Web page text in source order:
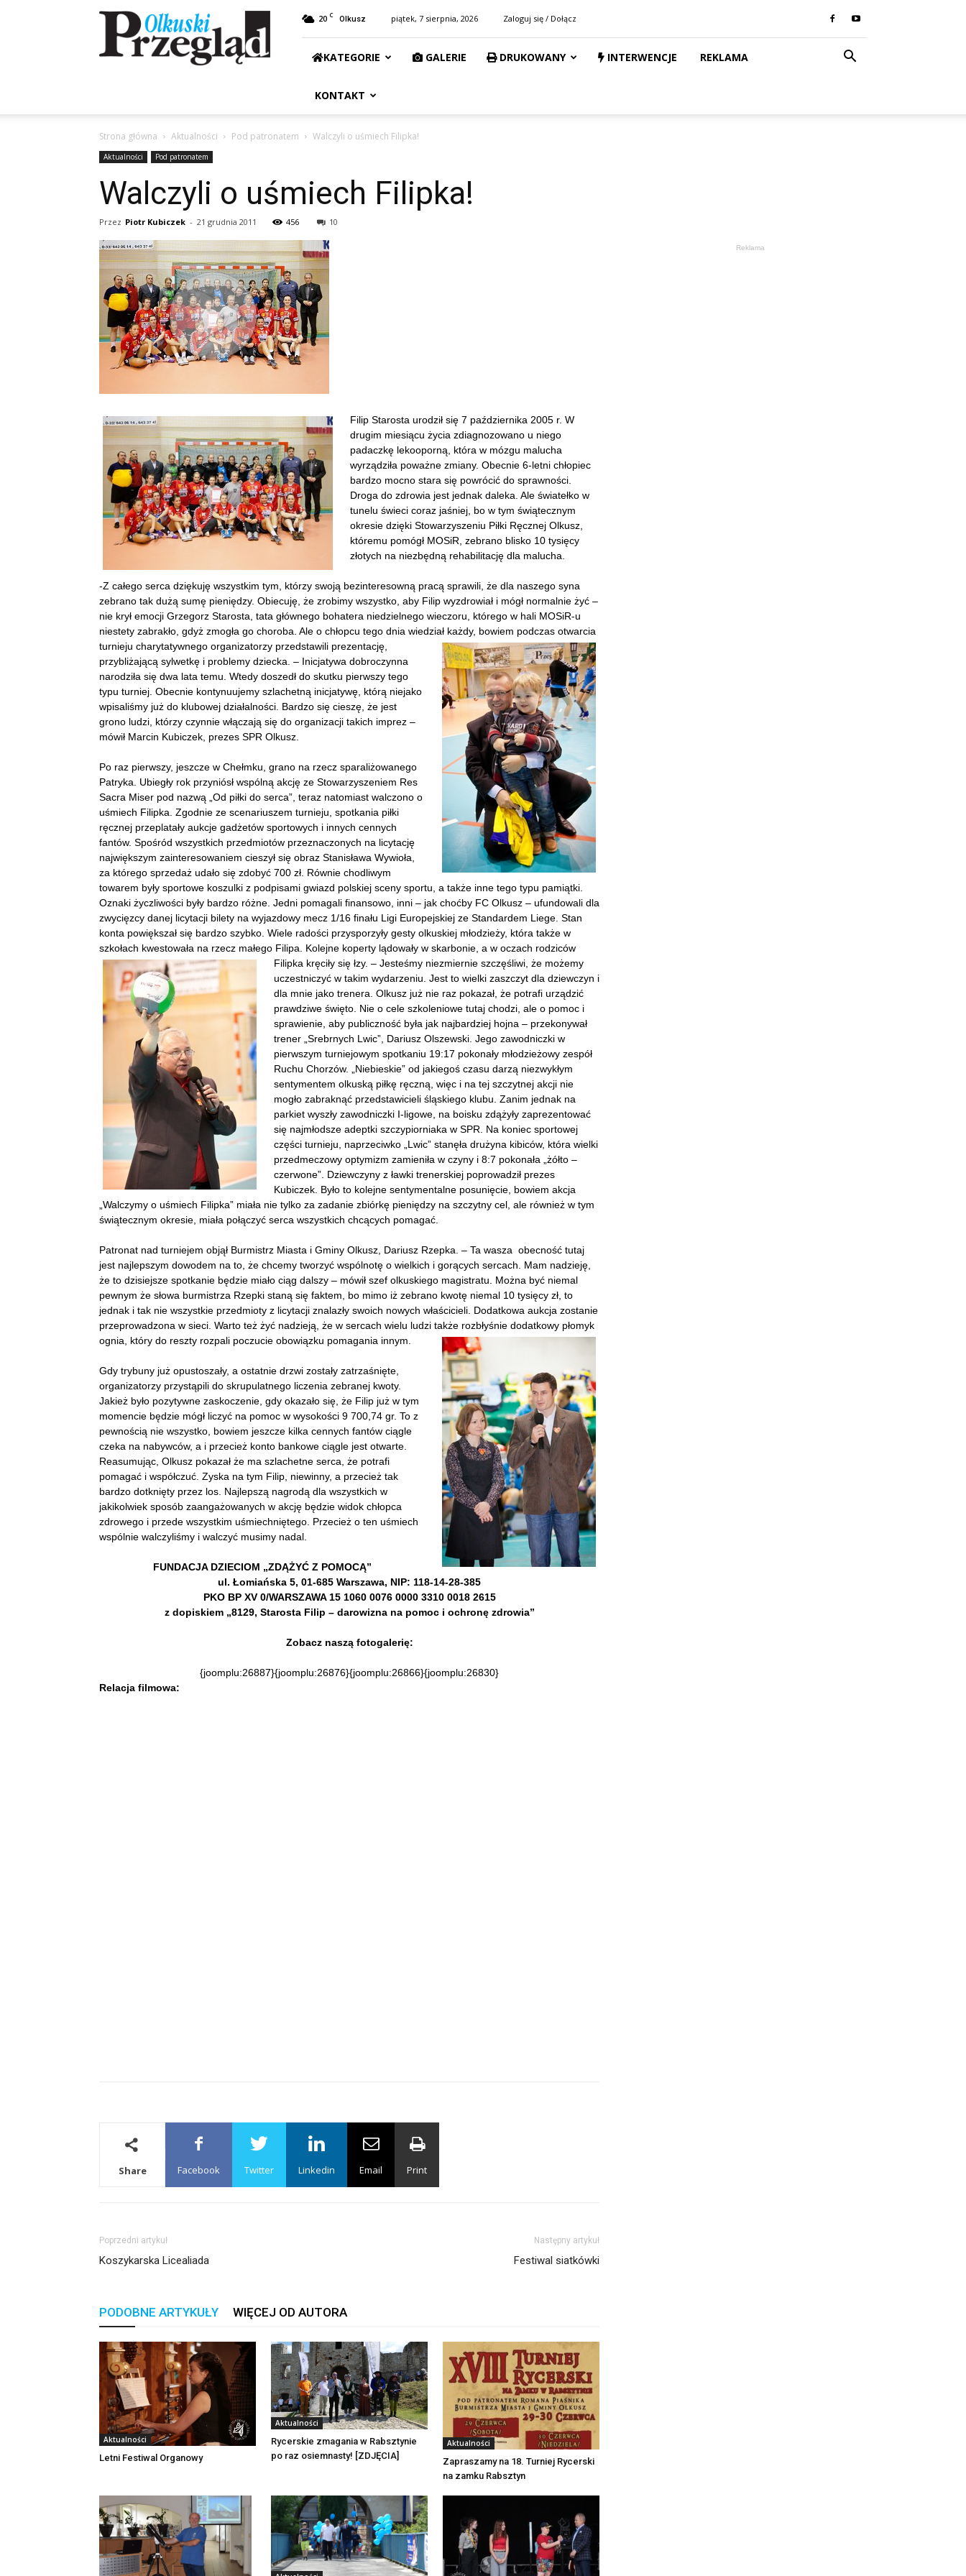
Przegląd
Olkuski
20 C Olkusz piątek, 7 sierpnia, 2026 Zaloguj się / Dołącz
KATEGORIE GALERIE DRUKOWANY INTERWENCJE REKLAMA
KONTAKT
Strona główna Aktualności Pod patronatem Walczyli o uśmiech Filipka!
Aktualności Pod patronatem
Walczyli o uśmiech Filipka!
Przez Piotr Kubiczek - 21 grudnia 2011 456 10
Filip Starosta urodził się 7 października 2005 r. W
drugim miesiącu życia zdiagnozowano u niego
padaczkę lekooporną, która w mózgu malucha
wyrządziła poważne zmiany. Obecnie 6-letni chłopiec
bardzo mocno stara się powrócić do sprawności.
Droga do zdrowia jest jednak daleka. Ale światełko w
tunelu świeci coraz jaśniej, bo w tym świątecznym
okresie dzięki Stowarzyszeniu Piłki Ręcznej Olkusz,
któremu pomógł MOSiR, zebrano blisko 10 tysięcy
złotych na niezbędną rehabilitację dla malucha.
-Z całego serca dziękuję wszystkim tym, którzy swoją bezinteresowną pracą sprawili, że dla naszego syna
zebrano tak dużą sumę pieniędzy. Obiecuję, że zrobimy wszystko, aby Filip wyzdrowiał i mógł normalnie żyć –
nie krył emocji Grzegorz Starosta, tata głównego bohatera niedzielnego wieczoru, którego w hali MOSiR-u
niestety zabrakło, gdyż zmogła go choroba. Ale o chłopcu tego dnia wiedział każdy, bowiem podczas otwarcia
turnieju charytatywnego organizatorzy przedstawili prezentację,
przybliżającą sylwetkę i problemy dziecka. – Inicjatywa dobroczynna
narodziła się dwa lata temu. Wtedy doszedł do skutku pierwszy tego
typu turniej. Obecnie kontynuujemy szlachetną inicjatywę, którą niejako
wpisaliśmy już do klubowej działalności. Bardzo się cieszę, że jest
grono ludzi, którzy czynnie włączają się do organizacji takich imprez –
mówił Marcin Kubiczek, prezes SPR Olkusz.
Po raz pierwszy, jeszcze w Chełmku, grano na rzecz sparaliżowanego
Patryka. Ubiegły rok przyniósł wspólną akcję ze Stowarzyszeniem Res
Sacra Miser pod nazwą „Od piłki do serca”, teraz natomiast walczono o
uśmiech Filipka. Zgodnie ze scenariuszem turnieju, spotkania piłki
ręcznej przeplatały aukcje gadżetów sportowych i innych cennych
fantów. Spośród wszystkich przedmiotów przeznaczonych na licytację
największym zainteresowaniem cieszył się obraz Stanisława Wywioła,
za którego sprzedaż udało się zdobyć 700 zł. Równie chodliwym
towarem były sportowe koszulki z podpisami gwiazd polskiej sceny sportu, a także inne tego typu pamiątki.
Oznaki życzliwości były bardzo różne. Jedni pomagali finansowo, inni – jak choćby FC Olkusz – ufundowali dla
zwycięzcy danej licytacji bilety na wyjazdowy mecz 1/16 finału Ligi Europejskiej ze Standardem Liege. Stan
konta powiększał się bardzo szybko. Wiele radości przysporzyły gesty olkuskiej młodzieży, która także w
szkołach kwestowała na rzecz małego Filipa. Kolejne koperty lądowały w skarbonie, a w oczach rodziców
Filipka kręciły się łzy. – Jesteśmy niezmiernie szczęśliwi, że możemy
uczestniczyć w takim wydarzeniu. Jest to wielki zaszczyt dla dziewczyn i
dla mnie jako trenera. Olkusz już nie raz pokazał, że potrafi urządzić
prawdziwe święto. Nie o cele szkoleniowe tutaj chodzi, ale o pomoc i
sprawienie, aby publiczność była jak najbardziej hojna – przekonywał
trener „Srebrnych Lwic”, Dariusz Olszewski. Jego zawodniczki w
pierwszym turniejowym spotkaniu 19:17 pokonały młodzieżowy zespół
Ruchu Chorzów. „Niebieskie” od jakiegoś czasu darzą niezwykłym
sentymentem olkuską piłkę ręczną, więc i na tej szczytnej akcji nie
mogło zabraknąć przedstawicieli śląskiego klubu. Zanim jednak na
parkiet wyszły zawodniczki I-ligowe, na boisku zdążyły zaprezentować
się najmłodsze adeptki szczypiorniaka w SPR. Na koniec sportowej
części turnieju, naprzeciwko „Lwic” stanęła drużyna kibiców, która wielki
przedmeczowy optymizm zamieniła w czyny i 8:7 pokonała „żółto –
czerwone”. Dziewczyny z ławki trenerskiej poprowadził prezes
Kubiczek. Było to kolejne sentymentalne posunięcie, bowiem akcja
„Walczymy o uśmiech Filipka” miała nie tylko za zadanie zbiórkę pieniędzy na szczytny cel, ale również w tym
świątecznym okresie, miała połączyć serca wszystkich chcących pomagać.
Patronat nad turniejem objął Burmistrz Miasta i Gminy Olkusz, Dariusz Rzepka. – Ta wasza obecność tutaj
jest najlepszym dowodem na to, że chcemy tworzyć wspólnotę o wielkich i gorących sercach. Mam nadzieję,
że to dzisiejsze spotkanie będzie miało ciąg dalszy – mówił szef olkuskiego magistratu. Można być niemal
pewnym że słowa burmistrza Rzepki staną się faktem, bo mimo iż zebrano kwotę niemal 10 tysięcy zł, to
jednak i tak nie wszystkie przedmioty z licytacji znalazły swoich nowych właścicieli. Dodatkowa aukcja zostanie
przeprowadzona w sieci. Warto też żyć nadzieją, że w sercach wielu ludzi także rozbłyśnie dodatkowy płomyk
ognia, który do reszty rozpali poczucie obowiązku pomagania innym.
Gdy trybuny już opustoszały, a ostatnie drzwi zostały zatrzaśnięte,
organizatorzy przystąpili do skrupulatnego liczenia zebranej kwoty.
Jakież było pozytywne zaskoczenie, gdy okazało się, że Filip już w tym
momencie będzie mógł liczyć na pomoc w wysokości 9 700,74 gr. To z
pewnością nie wszystko, bowiem jeszcze kilka cennych fantów ciągle
czeka na nabywców, a i przecież konto bankowe ciągle jest otwarte.
Reasumując, Olkusz pokazał że ma szlachetne serca, że potrafi
pomagać i współczuć. Zyska na tym Filip, niewinny, a przecież tak
bardzo dotknięty przez los. Najlepszą nagrodą dla wszystkich w
jakikolwiek sposób zaangażowanych w akcję będzie widok chłopca
zdrowego i przede wszystkim uśmiechniętego. Przecież o ten uśmiech
wspólnie walczyliśmy i walczyć musimy nadal.
FUNDACJA DZIECIOM „ZDĄŻYĆ Z POMOCĄ”
ul. Łomiańska 5, 01-685 Warszawa, NIP: 118-14-28-385
PKO BP XV 0/WARSZAWA 15 1060 0076 0000 3310 0018 2615
z dopiskiem „8129, Starosta Filip – darowizna na pomoc i ochronę zdrowia”
Zobacz naszą fotogalerię:
{joomplu:26887}{joomplu:26876}{joomplu:26866}{joomplu:26830}
Relacja filmowa:
Share Facebook Twitter Linkedin Email Print
Poprzedni artykuł
Koszykarska Licealiada
Następny artykuł
Festiwal siatkówki
PODOBNE ARTYKUŁY WIĘCEJ OD AUTORA
Aktualności
Letni Festiwal Organowy
Aktualności
Rycerskie zmagania w Rabsztynie
po raz osiemnasty! [ZDJĘCIA]
Aktualności
Zapraszamy na 18. Turniej Rycerski
na zamku Rabsztyn
Reklama